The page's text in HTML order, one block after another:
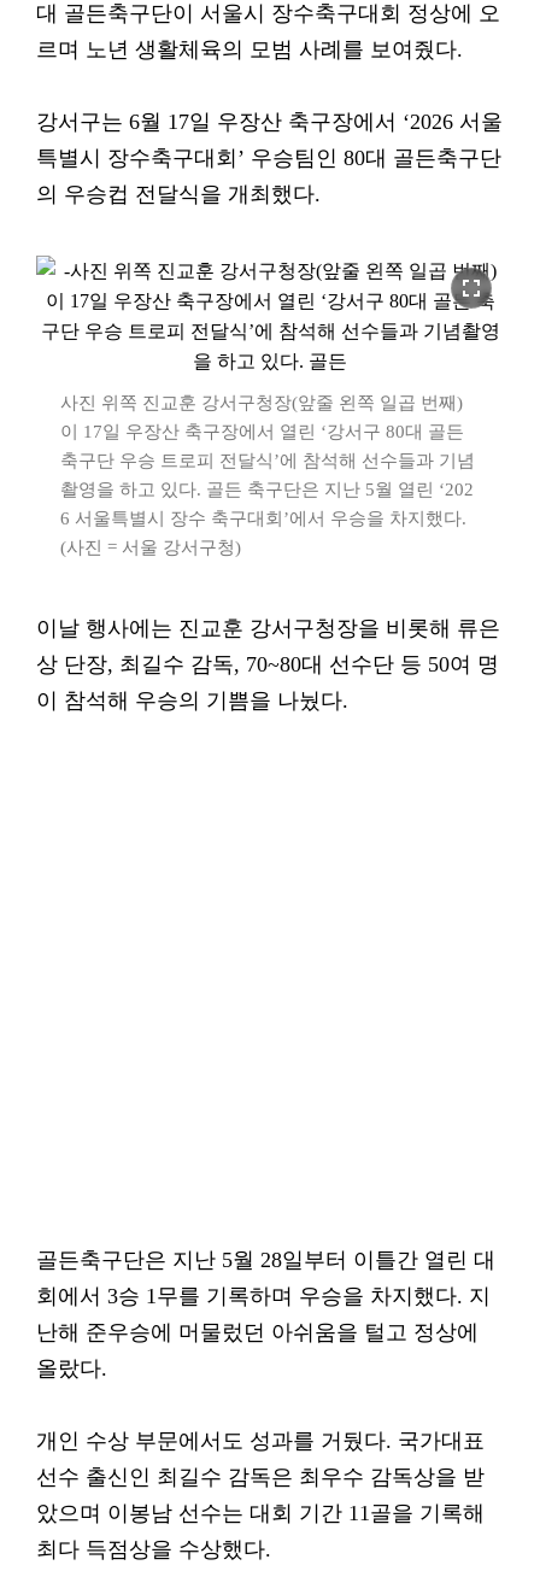
대 골든축구단이 서울시 장수축구대회 정상에 오
르며 노년 생활체육의 모범 사례를 보여줬다.
강서구는 6월 17일 우장산 축구장에서 ‘2026 서울
특별시 장수축구대회’ 우승팀인 80대 골든축구단
의 우승컵 전달식을 개최했다.
fullscreen
사진 위쪽 진교훈 강서구청장(앞줄 왼쪽 일곱 번째)
이 17일 우장산 축구장에서 열린 ‘강서구 80대 골든
축구단 우승 트로피 전달식’에 참석해 선수들과 기념
촬영을 하고 있다. 골든 축구단은 지난 5월 열린 ‘202
6 서울특별시 장수 축구대회’에서 우승을 차지했다.
(사진 = 서울 강서구청)
이날 행사에는 진교훈 강서구청장을 비롯해 류은
상 단장, 최길수 감독, 70~80대 선수단 등 50여 명
이 참석해 우승의 기쁨을 나눴다.
골든축구단은 지난 5월 28일부터 이틀간 열린 대
회에서 3승 1무를 기록하며 우승을 차지했다. 지
난해 준우승에 머물렀던 아쉬움을 털고 정상에
올랐다.
개인 수상 부문에서도 성과를 거뒀다. 국가대표
선수 출신인 최길수 감독은 최우수 감독상을 받
았으며 이봉남 선수는 대회 기간 11골을 기록해
최다 득점상을 수상했다.